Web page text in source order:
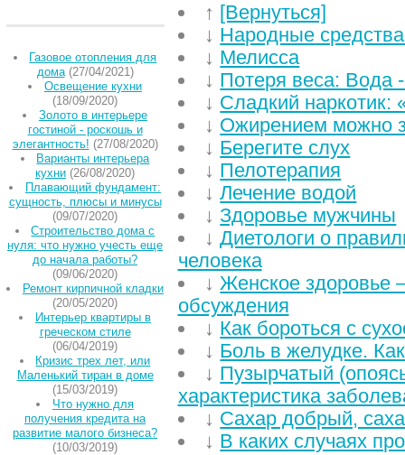
Газовое отопления для
дома(27/04/2021)
Освещение кухни
(18/09/2020)
Золото в интерьере
гостиной - роскошь и
элегантность! (27/08/2020)
Варианты интерьера
кухни (26/08/2020)
Плавающий фундамент:
сущность, плюсы и минусы
(09/07/2020)
Строительство дома с
нуля: что нужно учесть еще
до начала работы?
(09/06/2020)
Ремонт кирпичной кладки
(20/05/2020)
Интерьер квартиры в
греческом стиле
(06/04/2019)
Кризис трех лет, или
Маленький тиран в доме
(15/03/2019)
Что нужно для
получения кредита на
развитие малого бизнеса?
(10/03/2019)
↑ [Вернуться]
↓ Народные
↓ Мелисса
↓ Потеря веса: Вода
↓ Сладкий наркотик:
↓ Ожирением можно
↓ Берегите слух
↓ Пелотерапия
↓Лечение водой
↓ Здоровье мужчины
↓Диетологи о
человека
↓Женское здоровье
обсуждения
↓ Как бороться с
↓ Боль в желудке.
↓ Пузырчатый
характеристика
↓ Сахар добрый,
↓ В каких случаях